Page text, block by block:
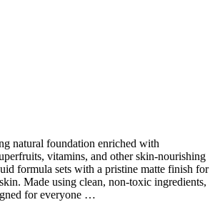
natural foundation enriched with
vitamins, and other skin-nourishing
formula sets with a pristine matte finish for
Made using clean, non-toxic ingredients,
for everyone …